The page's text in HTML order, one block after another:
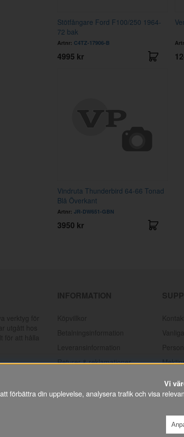
Stötfångare Ford F100/250 1964-
72 bak
Artnr: C4TZ-17906-B
4995 kr
Vindruta Thunderbird 64-66 Tonad
Blå Överkant
Artnr: JR-DW651-GBN
3950 kr
Returer & reklamationer
Vi
förbättra din upplevelse, analysera trafik och visa